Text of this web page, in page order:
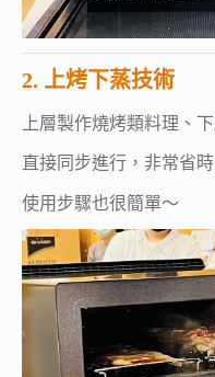
2. 上烤下蒸技術
上層製作燒烤類料理、
直接同步進行，非常省
使用步驟也很簡單～